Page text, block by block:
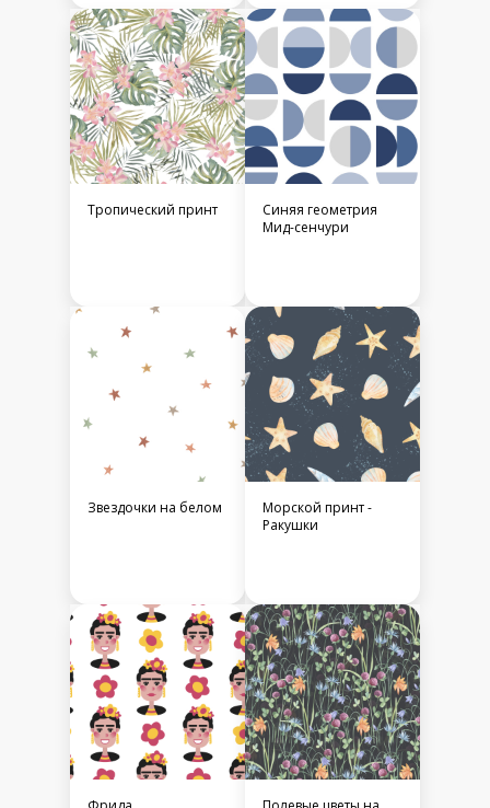
Тропический принт
Синяя геометрия
Мид-сенчури
Звездочки на белом
Морской принт -
Ракушки